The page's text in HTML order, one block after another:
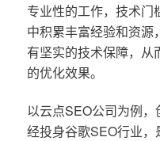
专业性的工作，技术门
中积累丰富经验和资源
有坚实的技术保障，从
的优化效果。
以云点SEO公司为例
经投身谷歌SEO行业